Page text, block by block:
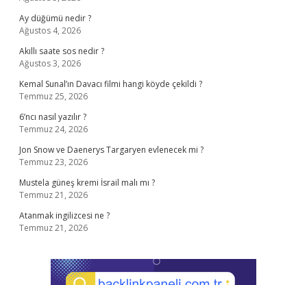
Ay düğümü nedir ?
Ağustos 4, 2026
Akıllı saate sos nedir ?
Ağustos 3, 2026
Kemal Sunal’ın Davacı filmi hangi köyde çekildi ?
Temmuz 25, 2026
6’ncı nasıl yazılır ?
Temmuz 24, 2026
Jon Snow ve Daenerys Targaryen evlenecek mi ?
Temmuz 23, 2026
Mustela güneş kremi İsrail malı mı ?
Temmuz 21, 2026
Atanmak ingilizcesi ne ?
Temmuz 21, 2026